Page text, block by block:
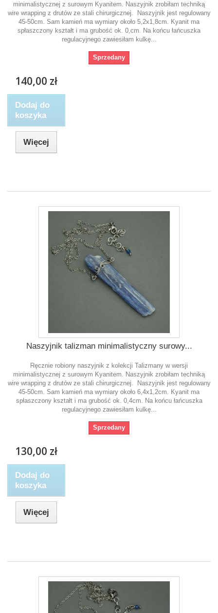
minimalistycznej z surowym Kyanitem. Naszyjnik zrobiłam techniką
wire wrapping z drutów ze stali chirurgicznej. Naszyjnik jest regulowany
45-50cm. Sam kamień ma wymiary około 5,2x1,8cm. Kyanit ma
spłaszczony kształt i ma grubość ok. 0,cm. Na końcu łańcuszka
regulacyjnego zawiesiłam kulkę...
Sprzedany
140,00 zł
Dodaj do
koszyka
Więcej
Naszyjnik talizman minimalistyczny surowy...
Ręcznie robiony naszyjnik z kolekcji Talizmany w wersji
minimalistycznej z surowym Kyanitem. Naszyjnik zrobiłam techniką
wire wrapping z drutów ze stali chirurgicznej. Naszyjnik jest regulowany
45-50cm. Sam kamień ma wymiary około 6,4x1,2cm. Kyanit ma
spłaszczony kształt i ma grubość ok. 0,4cm. Na końcu łańcuszka
regulacyjnego zawiesiłam kulkę...
Sprzedany
130,00 zł
Dodaj do
koszyka
Więcej